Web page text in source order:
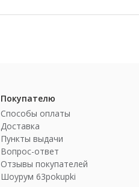
Покупателю
Способы оплаты
Доставка
Пункты выдачи
Вопрос-ответ
Отзывы покупателей
Шоурум 63pokupki